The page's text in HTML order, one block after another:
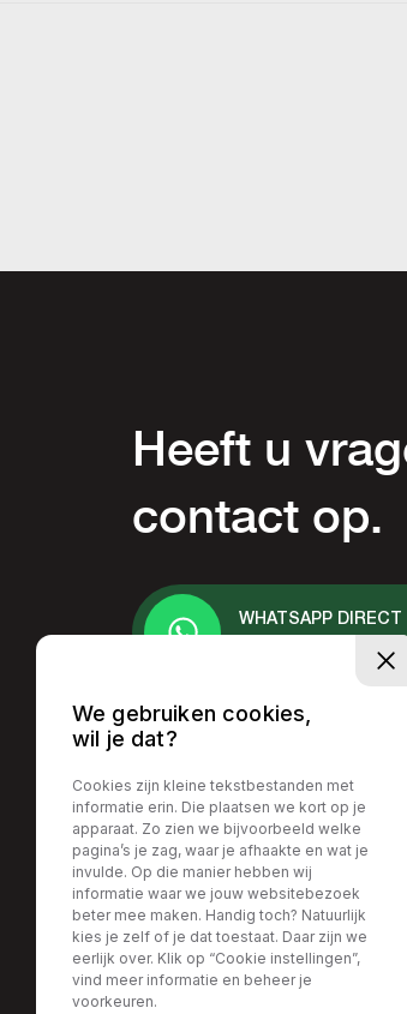
Heeft u
contact op.
WHATSAPP DIRECT
We gebruiken cookies,
wil je dat?
Cookies zijn kleine tekstbestanden met
informatie erin. Die plaatsen we kort op je
apparaat. Zo zien we bijvoorbeeld welke
pagina’s je zag, waar je afhaakte en wat je
invulde. Op die manier hebben wij
informatie waar we jouw websitebezoek
beter mee maken. Handig toch? Natuurlijk
kies je zelf of je dat toestaat. Daar zijn we
eerlijk over. Klik op “Cookie instellingen”,
vind meer informatie en beheer je
voorkeuren.